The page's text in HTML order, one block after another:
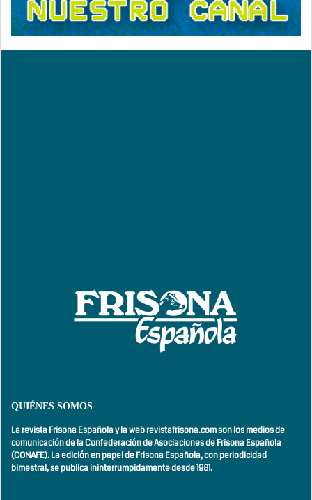
QUIÉNES SOMOS
La revista Frisona Española y la web revistafrisona.com son los medios de
comunicación de la Confederación de Asociaciones de Frisona Española
(CONAFE). La edición en papel de Frisona Española, conperiodicidad
bimestral,se publica ininterrumpidamente desde 1981.